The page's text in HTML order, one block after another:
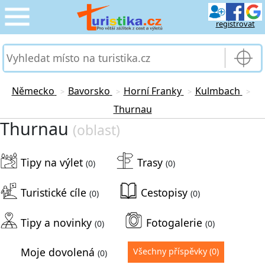
registrovat
CESTOVÁNÍ
Německo > Bavorsko > Horní Franky > Kulmbach >
Thurnau
Thurnau (oblast)
Tipy na výlet (0) Trasy (0)
Turistické cíle (0) Cestopisy (0)
Tipy a novinky (0) Fotogalerie (0)
Moje dovolená (0) Všechny příspěvky (0)